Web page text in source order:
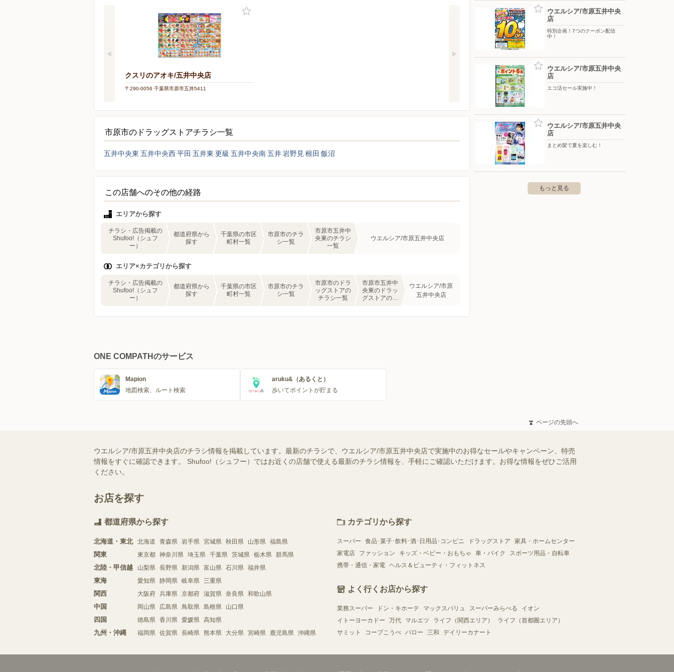
クスリのアオキ/五井中央店
〒290-0056 千葉県市原市五井5411
市原市のドラッグストアチラシ一覧
五井中央東 五井中央西平田 五井東 更級 五井中央南五井岩野見 根田 飯沼
この店舗へのその他の経路
エリアから探す
チラシ・広告掲載の
Shufoo!（シュフ
ー）
都道府県から
探す
千葉県の市区
町村一覧
市原市のチラ
シ一覧
市原市五井中
央東のチラシ
一覧
ウエルシア/市原五井中央店
エリア×カテゴリから探す
チラシ・広告掲載の
Shufoo!（シュフ
ー）
都道府県から
探す
千葉県の市区
町村一覧
市原市のチラ
シ一覧
市原市のドラ
ッグストアの
チラシ一覧
市原市五井中
央東のドラッ
グストアのチ
ウエルシア/市原
五井中央店
ウエルシア/市原五井中央
店
特別企画！7つのクーポン配信
中！
ウエルシア/市原五井中央
店
エコ活セール実施中！
ウエルシア/市原五井中央
店
まとめ髪で夏を楽しむ！
もっと見る
ONE COMPATHのサービス
Mapion
地図検索、ルート検索
aruku&（あるくと）
歩いてポイントが貯まる
ページの先頭へ
ウエルシア/市原五井中央店のチラシ情報を掲載しています。最新のチラシで、ウエルシア/市原五井中央店で実施中のお得なセールやキャンペーン、特売
情報をすぐに確認できます。 Shufoo!（シュフー）ではお近くの店舗で使える最新のチラシ情報を、手軽にご確認いただけます。お得な情報をぜひご活用
ください。
お店を探す
都道府県から探す
北海道・東北 北海道 青森県 岩手県 宮城県 秋田県 山形県 福島県
関東 東京都 神奈川県 埼玉県 千葉県 茨城県 栃木県 群馬県
北陸・甲信越 山梨県 長野県 新潟県 富山県 石川県 福井県
東海 愛知県 静岡県 岐阜県 三重県
関西 大阪府 兵庫県 京都府 滋賀県 奈良県 和歌山県
中国 岡山県 広島県 鳥取県 島根県 山口県
四国 徳島県 香川県 愛媛県 高知県
九州・沖縄 福岡県 佐賀県 長崎県 熊本県 大分県 宮崎県 鹿児島県 沖縄県
カテゴリから探す
スーパー 食品･菓子･飲料･酒･日用品･コンビニ ドラッグストア
家具・ホームセンター
家電店
ファッション キッズ・ベビー・おもちゃ 車・バイク
スポーツ用品・自転車
携帯・通信・家電 ヘルス＆ビューティ・フィットネス
よく行くお店から探す
業務スーパー ドン・キホーテ マックスバリュ スーパーみらべる
イオン
イトーヨーカドー
万代 マルエツ ライフ（関西エリア）
ライフ（首都圏エリア）
サミット
コープこうべ バロー 三和 デイリーカナート